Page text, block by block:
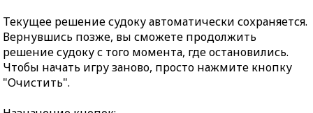
Текущее решение судоку автоматически сохраняется.
Вернувшись позже, вы сможете продолжить
решение судоку с того момента, где остановились.
Чтобы начать игру заново, просто нажмите кнопку
"Очистить".